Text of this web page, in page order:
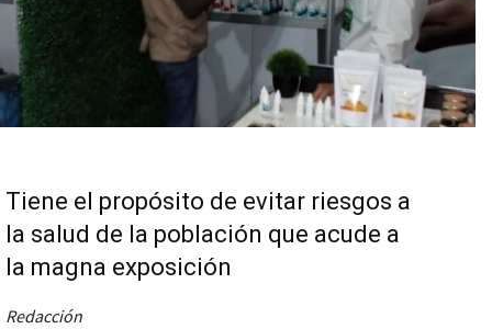
Tiene el propósito de evitar riesgos a
la salud de la población que acude a
la magna exposición
Redacción